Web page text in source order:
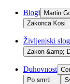
Blogi Martin
Zakonca Kosi
Življenjski slog
Zakon &amp;
Duhovnost
Po smrti